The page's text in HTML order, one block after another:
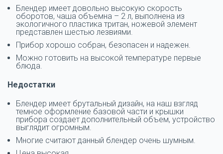
Блендер имеет довольно высокую скорость
оборотов, чаша объемна – 2 л, выполнена из
экологичного пластика тритан, ножевой элемент
представлен шестью лезвиями.
Прибор хорошо собран, безопасен и надежен.
Можно готовить на высокой температуре первые
блюда.
Недостатки
Блендер имеет брутальный дизайн, на наш взгляд
темное оформление базовой части и крышки
прибора создает дополнительный объем, устройство
выглядит огромным.
Многие считают данный блендер очень шумным.